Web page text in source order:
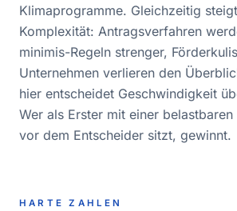
Klimaprogramme. Gleichzeitig
Komplexität: Antragsverfahren
minimis-Regeln strenger,
Unternehmen verlieren den
hier entscheidet Geschwindigkeit
Wer als Erster mit einer
vor dem Entscheider sitzt, gewinnt.
HARTE ZAHLEN